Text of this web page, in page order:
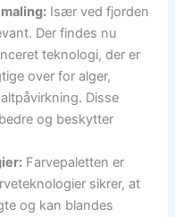
Især ved fjorden
Der findes nu
teknologi, der er
over for alger,
Disse
og beskytter
Farvepaletten er
sikrer, at
og kan blandes